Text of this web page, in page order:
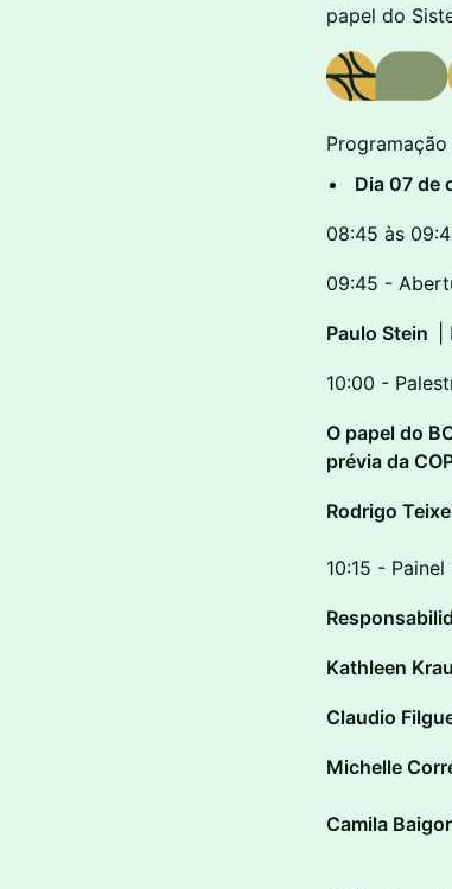
papel do
Dia 07 de
08:45 às
09:45 -
Paulo Stein
10:00 -
O papel do
prévia da
Rodrigo
10:15 -
Kathleen
Claudio
Michelle
Camila